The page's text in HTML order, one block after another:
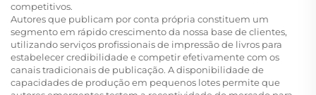
competitivos.
Autores que publicam por conta própria constituem um
segmento em rápido crescimento da nossa base de clientes,
utilizando serviços profissionais de impressão de livros para
estabelecer credibilidade e competir efetivamente com os
canais tradicionais de publicação. A disponibilidade de
capacidades de produção em pequenos lotes permite que